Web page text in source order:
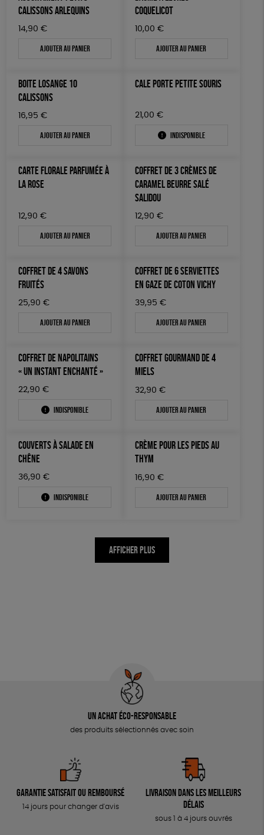
LIVRES
JEUX
SOLICADEAUX
Fabriqué en France Agriculture Biologique
Biodégradable FSC
CALISSONS ARLEQUINS
14,90 €
Ajouter au panier
COQUELICOT
10,00 €
Ajouter au panier
BOITE LOSANGE 10
CALISSONS
16,95 €
Ajouter au panier
CALE PORTE PETITE SOURIS
21,00 €
Indisponible
CARTE FLORALE PARFUMÉE À
LA ROSE
12,90 €
Ajouter au panier
COFFRET DE 3 CRÈMES DE
CARAMEL BEURRE SALÉ
SALIDOU
12,90 €
Ajouter au panier
COFFRET DE 4 SAVONS
FRUITÉS
25,90 €
Ajouter au panier
COFFRET DE 6 SERVIETTES
EN GAZE DE COTON VICHY
39,95 €
Ajouter au panier
COFFRET DE NAPOLITAINS
« UN INSTANT ENCHANTÉ »
22,90 €
Indisponible
COFFRET GOURMAND DE 4
MIELS
32,90 €
Ajouter au panier
COUVERTS À SALADE EN
CHÊNE
36,90 €
Indisponible
CRÈME POUR LES PIEDS AU
THYM
16,90 €
Ajouter au panier
AFFICHER PLUS
Un achat éco-responsable
des produits sélectionnés avec soin
Garantie satisfait ou remboursé
14 jours pour changer d'avis
Livraison dans les meilleurs
délais
sous 1 à 4 jours ouvrés